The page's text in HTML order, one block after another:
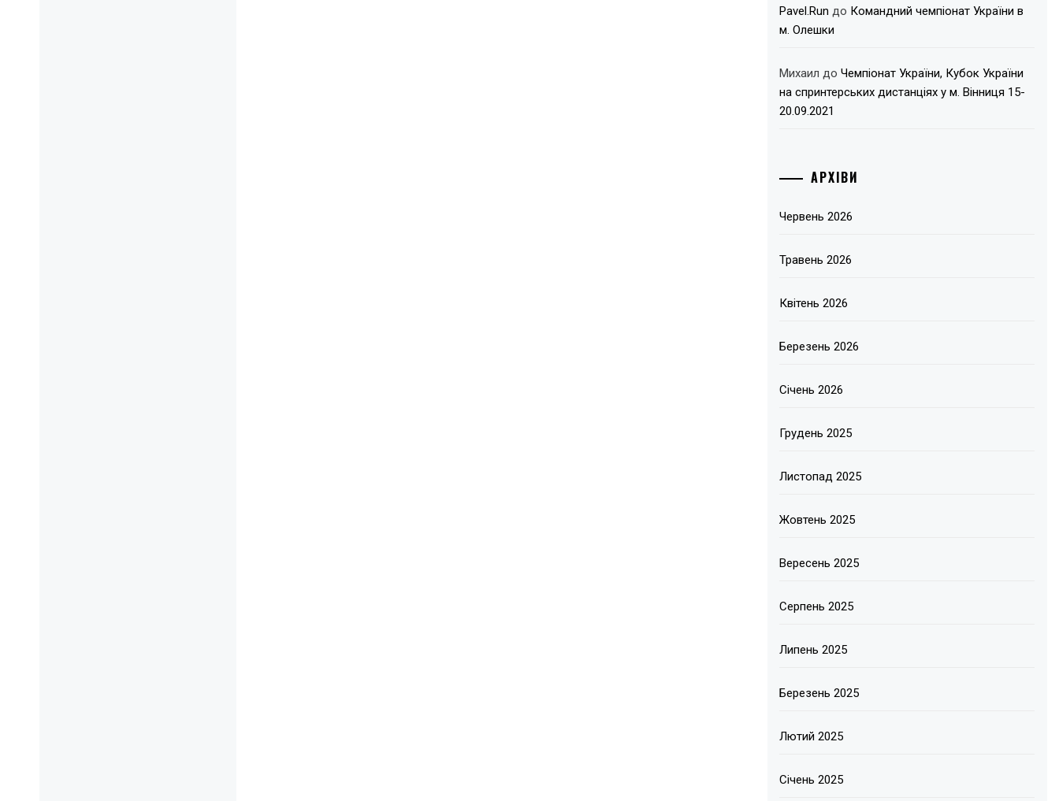
Pavel.Run до Командний чемпіонат України в
м. Олешки
Михаил доЧемпіонат України, Кубок України
на спринтерських дистанціях у м. Вінниця 15-
20.09.2021
АРХІВИ
Червень 2026
Травень 2026
Квітень 2026
Березень 2026
Січень 2026
Грудень 2025
Листопад 2025
Жовтень 2025
Вересень 2025
Серпень 2025
Липень 2025
Березень 2025
Лютий 2025
Січень 2025